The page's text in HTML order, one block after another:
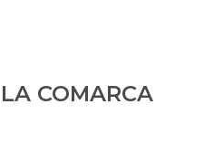
COMARCA